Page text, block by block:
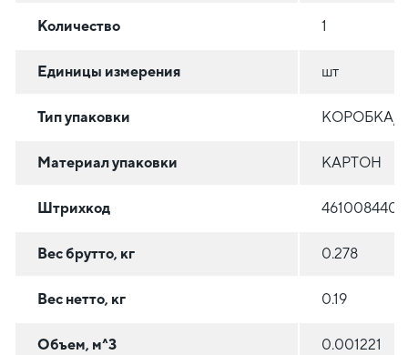
Количество 1
Единицы измерения шт
Тип упаковки КОРОБКА/
Материал упаковки КАРТОН
Штрихкод
Вес брутто, кг 0.278
Вес нетто, кг 0.19
Объем, м^3 0.001221